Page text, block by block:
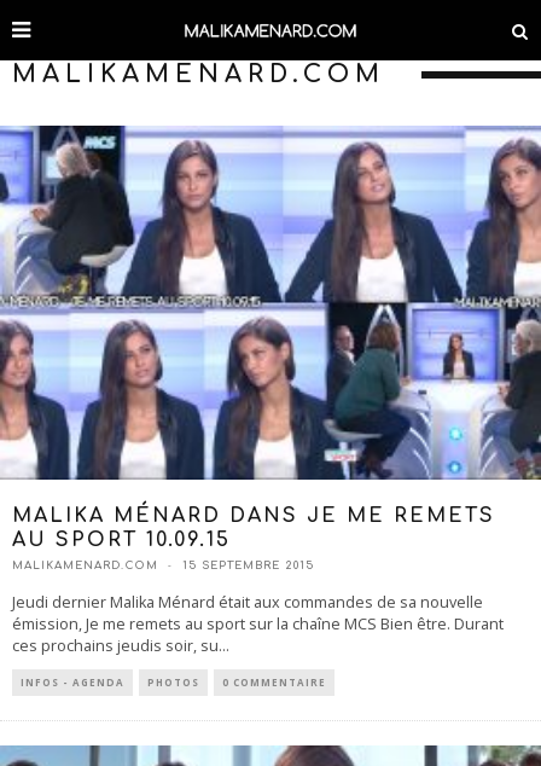
MALIKAMENARD.COM
MALIKA MÉNARD DANS JE ME REMETS
AU SPORT 10.09.15
MALIKAMENARD.COM 15 SEPTEMBRE 2015
Jeudi dernier Malika Ménard était aux commandes de sa nouvelle
émission, Je me remets au sport sur la chaîne MCS Bien être. Durant
ces prochains jeudis soir, su...
INFOS - AGENDA PHOTOS 0 COMMENTAIRE